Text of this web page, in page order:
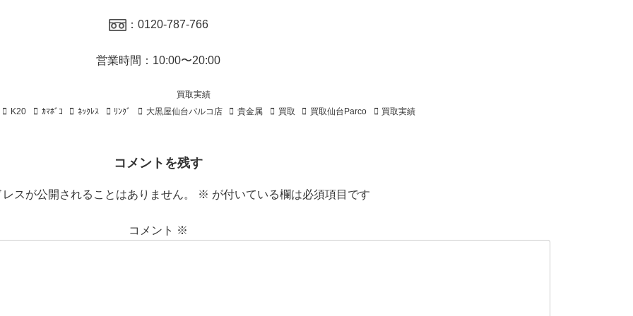
：0120-787-766
営業時間：10:00〜20:00
買取実績
K20 ｶﾏﾎﾞｺ ﾈｯｸﾚｽ ﾘﾝｸﾞ 大黒屋仙台パルコ店 貴金属 買取 買取仙台Parco 買取実績
コメントを残す
レスが公開されることはありません。 ※ が付いている欄は必須項目です
コメント ※